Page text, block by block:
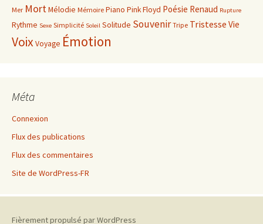
Mer MortMélodie Mémoire Piano Pink Floyd Poésie Renaud Rupture
Rythme Sexe Simplicité Soleil Solitude Souvenir Tripe Tristesse Vie
VoixVoyage Émotion
Méta
Connexion
Flux des publications
Flux des commentaires
Site de WordPress-FR
Fièrement propulsé par WordPress